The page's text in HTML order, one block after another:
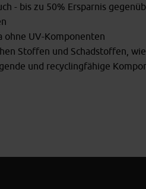
- bis zu 50% Ersparnis
ohne UV-Komponenten
Stoffen und Schadstoffen,
und recyclingfähige